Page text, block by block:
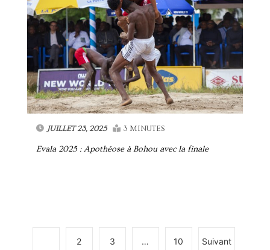
JUILLET 23, 2025 3 MINUTES
Evala 2025 : Apothéose à Bohou avec la finale
2 3 … 10 Suivant